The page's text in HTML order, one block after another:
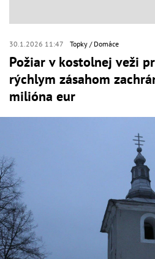
30.1.2026 11:47 Topky Domáce
Požiar v kostolnej veži
rýchlym zásahom
milióna eur